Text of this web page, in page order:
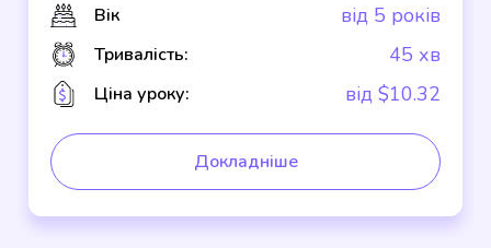
Вік від 5 років
Тривалість: 45 хв
Ціна уроку: від $10.32
Докладніше